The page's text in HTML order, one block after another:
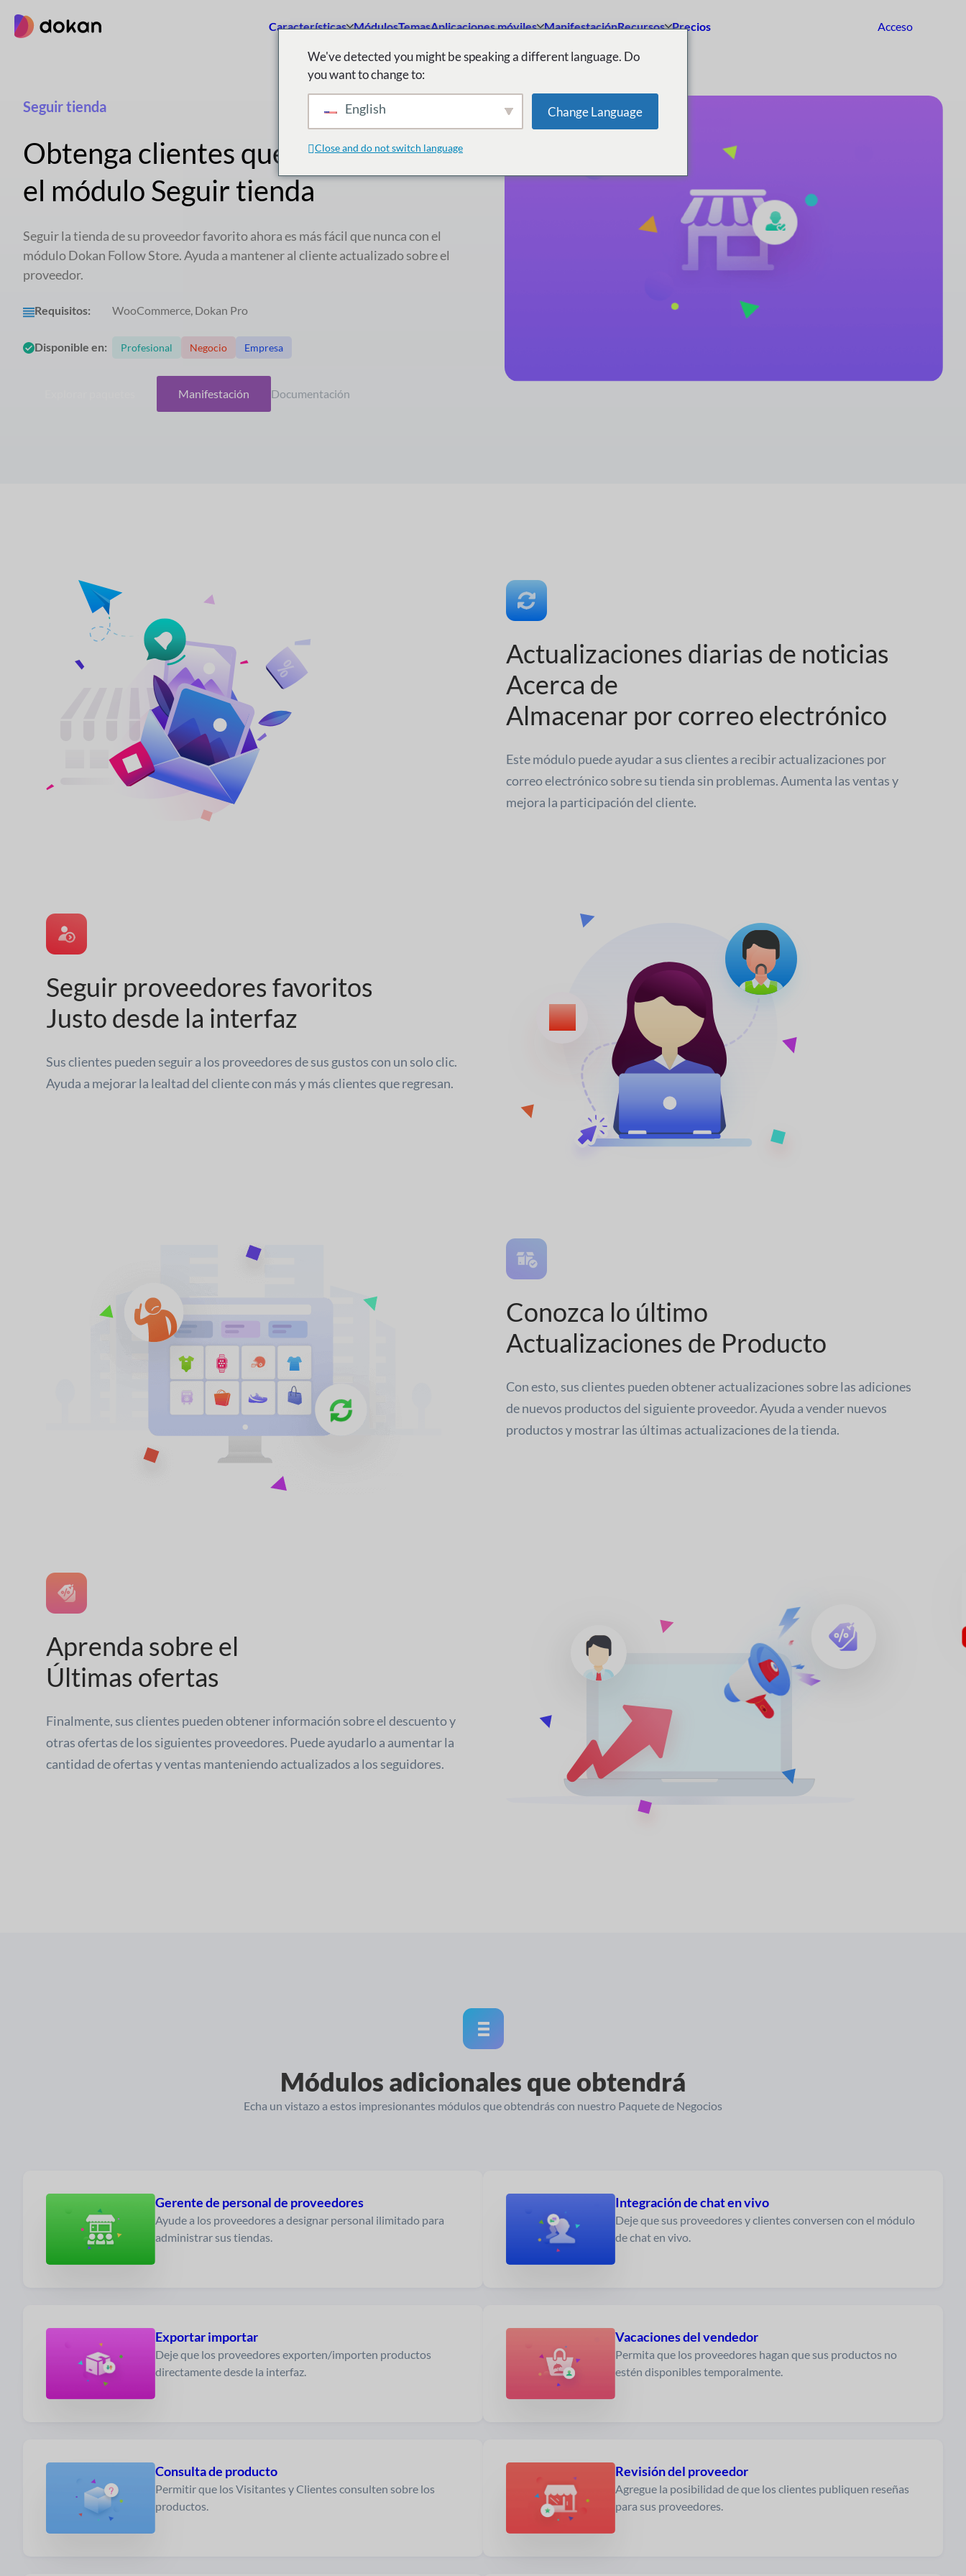
Características MódulosTemasAplicaciones móviles ManifestaciónRecursos Precios Acceso
Seguir tienda
Obtenga clientes que regresan con
el módulo Seguir tienda
Seguir la tienda de su proveedor favorito ahora es más fácil que nunca con el
módulo Dokan Follow Store. Ayuda a mantener al cliente actualizado sobre el
proveedor.
Requisitos: WooCommerce, Dokan Pro
Disponible en: Profesional Negocio Empresa
Manifestación Documentación
Actualizaciones diarias de noticias
Acerca de
Almacenar por correo electrónico
Este módulo puede ayudar a sus clientes a recibir actualizaciones por
correo electrónico sobre su tienda sin problemas. Aumenta las ventas y
mejora la participación del cliente.
Seguir proveedores favoritos
Justo desde la interfaz
Sus clientes pueden seguir a los proveedores de sus gustos con un solo clic.
Ayuda a mejorar la lealtad del cliente con más y más clientes que regresan.
Conozca lo último
Actualizaciones de Producto
Con esto, sus clientes pueden obtener actualizaciones sobre las adiciones
de nuevos productos del siguiente proveedor. Ayuda a vender nuevos
productos y mostrar las últimas actualizaciones de la tienda.
Aprenda sobre el
Últimas ofertas
Finalmente, sus clientes pueden obtener información sobre el descuento y
otras ofertas de los siguientes proveedores. Puede ayudarlo a aumentar la
cantidad de ofertas y ventas manteniendo actualizados a los seguidores.
Módulos adicionales que obtendrá
Echa un vistazo a estos impresionantes módulos que obtendrás con nuestro Paquete de Negocios
Gerente de personal de proveedores
Ayude a los proveedores a designar personal ilimitado para
administrar sus tiendas.
Integración de chat en vivo
Deje que sus proveedores y clientes conversen con el módulo
de chat en vivo.
Exportar importar
Deje que los proveedores exporten/importen productos
directamente desde la interfaz.
Vacaciones del vendedor
Permita que los proveedores hagan que sus productos no
estén disponibles temporalmente.
Consulta de producto
Permitir que los Visitantes y Clientes consulten sobre los
productos.
Revisión del proveedor
Agregue la posibilidad de que los clientes publiquen reseñas
para sus proveedores.
We've detected you might be speaking a different language. Do
you want to change to:
English Change Language
Close and do not switch language